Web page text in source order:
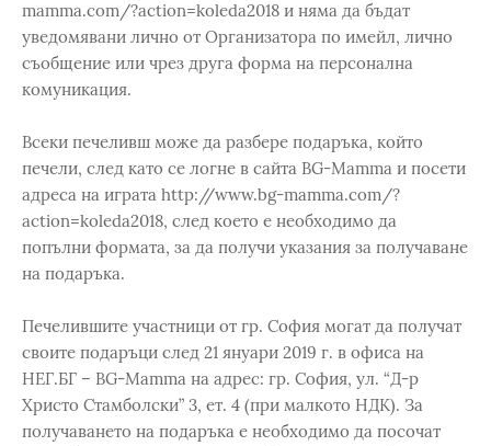
mamma.com/?action=koleda2018 и няма да бъдат
уведомявани лично от Организатора по имейл, лично
съобщение или чрез друга форма на персонална
комуникация.
Всеки печеливш може да разбере подаръка, който
печели, след като се логне в сайта BG-Mamma и посети
адреса на играта http://www.bg-mamma.com/?
action=koleda2018, след което е необходимо да
попълни формата, за да получи указания за получаване
на подаръка.
Печелившите участници от гр. София могат да получат
своите подаръци след 21 януари 2019 г. в офиса на
НЕГ.БГ – BG-Mamma на адрес: гр. София, ул. “Д-р
Христо Стамболски” 3, ет. 4 (при малкото НДК). За
получаването на подаръка е необходимо да посочат